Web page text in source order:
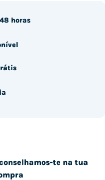
te na tua
horas